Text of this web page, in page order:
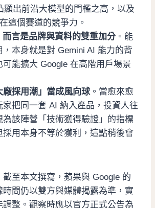
顯出前沿大模型的門檻之高，以及
這個賽道的競爭力。
言是品牌與資料的雙重加分。能
，本身就是對 Gemini AI 能力的背
可能擴大 Google 在高階用戶場景
廠採用潮」當成風向球。當愈來愈
家把同一套 AI 納入產品，投資人往
為該陣營「技術獲得驗證」的指標
用本身不等於獲利，這點稍後會
截至本文撰寫，蘋果與 Google 的
時間仍以雙方與媒體揭露為準，實
調整。觀察時應以官方正式公告為